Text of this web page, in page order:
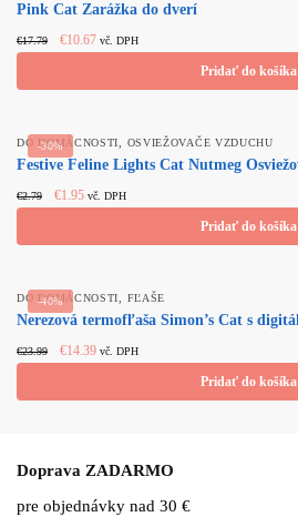
Pink Cat Zarážka do dverí
€17.79
Original price
was: €17.79.
€10.67 Current
price is:
vč. DPH
Pridať do košíka
-30%
DO DOMÁCNOSTI OSVIEŽOVAČE VZDUCHU
Festive Feline Lights Cat Nutmeg
€2.79
Original price
was: €2.79.
€1.95 Current
price is:
vč. DPH
Pridať do košíka
-40%
DO DOMÁCNOSTI FĽAŠE
Nerezová termofľaša Simon’s Cat s
€23.99
Original price
was: €23.99.
€14.39 Current
price is:
vč. DPH
Pridať do košíka
Doprava ZADARMO
pre objednávky nad 30 €